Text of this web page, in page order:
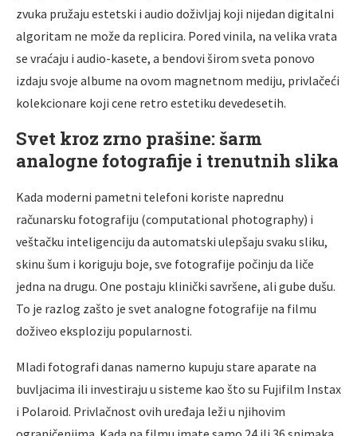
zvuka pružaju estetski i audio doživljaj koji nijedan digitalni
algoritam ne može da replicira. Pored vinila, na velika vrata
se vraćaju i audio-kasete, a bendovi širom sveta ponovo
izdaju svoje albume na ovom magnetnom mediju, privlačeći
kolekcionare koji cene retro estetiku devedesetih.
Svet kroz zrno prašine: šarm
analogne fotografije i trenutnih slika
Kada moderni pametni telefoni koriste naprednu
računarsku fotografiju (computational photography) i
veštačku inteligenciju da automatski ulepšaju svaku sliku,
skinu šum i koriguju boje, sve fotografije počinju da liče
jedna na drugu. One postaju klinički savršene, ali gube dušu.
To je razlog zašto je svet analogne fotografije na filmu
doživeo eksploziju popularnosti.
Mladi fotografi danas namerno kupuju stare aparate na
buvljacima ili investiraju u sisteme kao što su Fujifilm Instax
i Polaroid. Privlačnost ovih uređaja leži u njihovim